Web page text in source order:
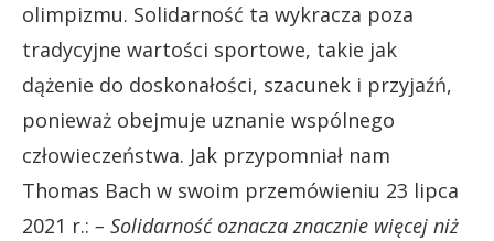
olimpizmu. Solidarność ta wykracza poza
tradycyjne wartości sportowe, takie jak
dążenie do doskonałości, szacunek i przyjaźń,
ponieważ obejmuje uznanie wspólnego
człowieczeństwa. Jak przypomniał nam
Thomas Bach w swoim przemówieniu 23 lipca
2021 r.: – Solidarność oznacza znacznie więcej niż